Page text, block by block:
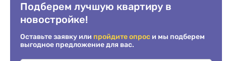
Подберем лучшую квартиру в
новостройке!
Оставьте заявку или пройдите опрос и мы подберем
выгодное предложение для вас.